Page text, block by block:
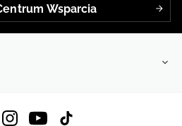
Wsparcia